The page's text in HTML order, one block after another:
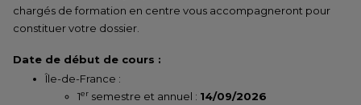
chargés de formation en centre vous accompagneront pour
constituer votre dossier.
Date de début de cours :
Île-de-France :
1er semestre et annuel : 14/09/2026